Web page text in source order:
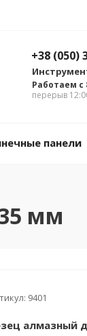
+38 (050)
Работаем с
перерыв
панели
мм
9401
алмазный